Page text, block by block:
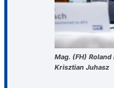
Mag. (FH)
Krisztian Juhasz